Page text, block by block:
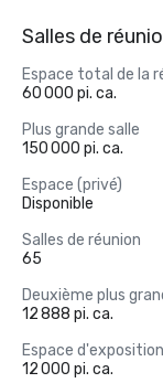
Salles de
Espace total de la
60 000 pi. ca.
Plus grande salle
150 000 pi. ca.
Espace (privé)
Disponible
Salles de réunion
65
Deuxième plus
12 888 pi. ca.
Espace d'exposition
12 000 pi. ca.